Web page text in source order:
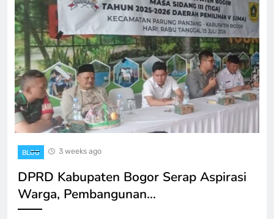
BLOG 3 weeks ago
DPRD Kabupaten Bogor Serap Aspirasi
Warga, Pembangunan…